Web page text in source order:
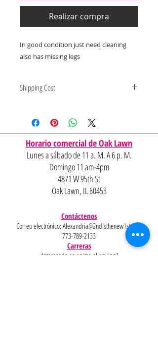
Realizar compra
In good condition just need cleaning
also has missing legs
Shipping Cost
for IL and IN. State to state
shipping may be an additional cost.
Horario comercial de Oak Lawn
Lunes a sábado de 11 a. M. A 6 p. M.
Domingo 11 am-4pm
4871 W 95th St
Oak Lawn, IL 60453
Contáctenos
Correo electrónico: Alexandria@2ndisthenew1st.com
773-789-2133
Carreras
¿Interesado en unirse al equipo?